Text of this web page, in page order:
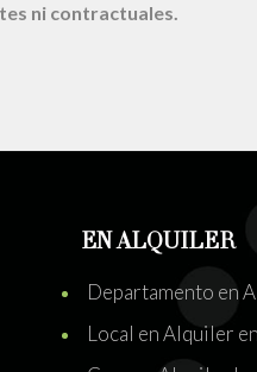
ni contractuales.
EN ALQUILER
Departamento en
Local en Alquiler